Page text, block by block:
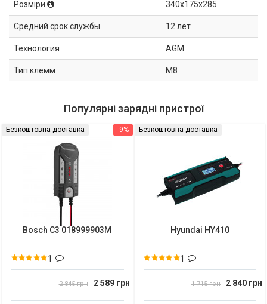
Розміри 340x175x285
Средний срок службы 12 лет
Технология AGM
Тип клемм M8
Популярні зарядні пристрої
-9%
Безкоштовна доставка
Bosch C3 018999903M
1
2 845 грн 2 589 грн
Безкоштовна доставка
Hyundai HY410
1
1 715 грн 2 840 грн